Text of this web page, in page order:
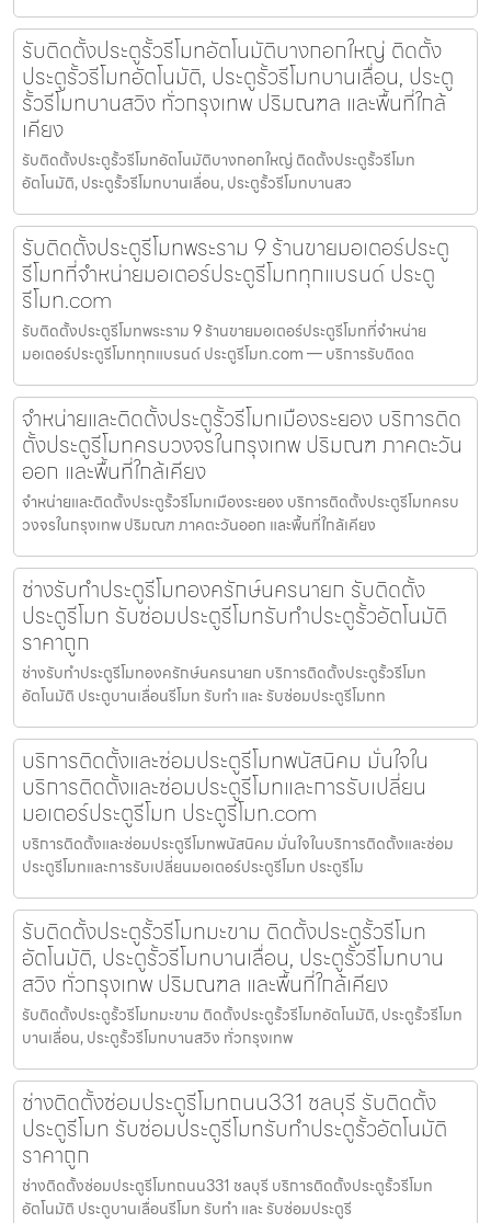
รับติดตั้งประตูรั้วรีโมทอัตโนมัติบางกอกใหญ่ ติดตั้ง
ประตูรั้วรีโมทอัตโนมัติ, ประตูรั้วรีโมทบานเลื่อน, ประตู
รั้วรีโมทบานสวิง ทั่วกรุงเทพ ปริมณฑล และพื้นที่ใกล้
เคียง
รับติดตั้งประตูรั้วรีโมทอัตโนมัติบางกอกใหญ่ ติดตั้งประตูรั้วรีโมท
อัตโนมัติ, ประตูรั้วรีโมทบานเลื่อน, ประตูรั้วรีโมทบานสว
รับติดตั้งประตูรีโมทพระราม 9 ร้านขายมอเตอร์ประตู
รีโมทที่จำหน่ายมอเตอร์ประตูรีโมททุกแบรนด์ ประตู
รีโมท.com
รับติดตั้งประตูรีโมทพระราม 9 ร้านขายมอเตอร์ประตูรีโมทที่จำหน่าย
มอเตอร์ประตูรีโมททุกแบรนด์ ประตูรีโมท.com — บริการรับติดต
จำหน่ายและติดตั้งประตูรั้วรีโมทเมืองระยอง บริการติด
ตั้งประตูรีโมทครบวงจรในกรุงเทพ ปริมณฑ ภาคตะวัน
ออก และพื้นที่ใกล้เคียง
จำหน่ายและติดตั้งประตูรั้วรีโมทเมืองระยอง บริการติดตั้งประตูรีโมทครบ
วงจรในกรุงเทพ ปริมณฑ ภาคตะวันออก และพื้นที่ใกล้เคียง
ช่างรับทำประตูรีโมทองครักษ์นครนายก รับติดตั้ง
ประตูรีโมท รับซ่อมประตูรีโมทรับทำประตูรั้วอัตโนมัติ
ราคาถูก
ช่างรับทำประตูรีโมทองครักษ์นครนายก บริการติดตั้งประตูรั้วรีโมท
อัตโนมัติ ประตูบานเลื่อนรีโมท รับทำ และ รับซ่อมประตูรีโมทท
บริการติดตั้งและซ่อมประตูรีโมทพนัสนิคม มั่นใจใน
บริการติดตั้งและซ่อมประตูรีโมทและการรับเปลี่ยน
มอเตอร์ประตูรีโมท ประตูรีโมท.com
บริการติดตั้งและซ่อมประตูรีโมทพนัสนิคม มั่นใจในบริการติดตั้งและซ่อม
ประตูรีโมทและการรับเปลี่ยนมอเตอร์ประตูรีโมท ประตูรีโม
รับติดตั้งประตูรั้วรีโมทมะขาม ติดตั้งประตูรั้วรีโมท
อัตโนมัติ, ประตูรั้วรีโมทบานเลื่อน, ประตูรั้วรีโมทบาน
สวิง ทั่วกรุงเทพ ปริมณฑล และพื้นที่ใกล้เคียง
รับติดตั้งประตูรั้วรีโมทมะขาม ติดตั้งประตูรั้วรีโมทอัตโนมัติ, ประตูรั้วรีโมท
บานเลื่อน, ประตูรั้วรีโมทบานสวิง ทั่วกรุงเทพ
ช่างติดตั้งซ่อมประตูรีโมทถนน331 ชลบุรี รับติดตั้ง
ประตูรีโมท รับซ่อมประตูรีโมทรับทำประตูรั้วอัตโนมัติ
ราคาถูก
ช่างติดตั้งซ่อมประตูรีโมทถนน331 ชลบุรี บริการติดตั้งประตูรั้วรีโมท
อัตโนมัติ ประตูบานเลื่อนรีโมท รับทำ และ รับซ่อมประตูรี